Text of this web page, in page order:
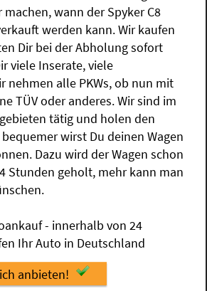
wann der Spyker C8
werden kann. Wir kaufen
Dir bei der Abholung sofort
viele Inserate, viele
nehmen alle PKWs, ob nun mit
TÜV oder anderes. Wir sind im
tätig und holen den
wirst Du deinen Wagen
Dazu wird der Wagen schon
Stunden geholt, mehr kann man
- innerhalb von 24
Ihr Auto in Deutschland
anbieten!